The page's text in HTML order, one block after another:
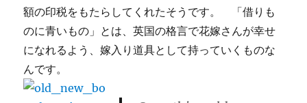
額の印税をもたらしてくれたそうです。 「借りも
のに青いもの」とは、英国の格言で花嫁さんが幸せ
になれるよう、嫁入り道具として持っていくものな
んです。